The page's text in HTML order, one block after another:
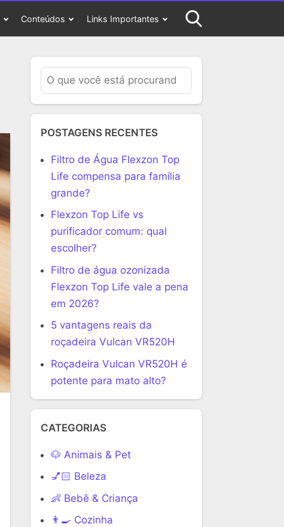
Conteúdos Links Importantes
POSTAGENS RECENTES
Filtro de Água Flexzon Top
Life compensa para família
grande?
Flexzon Top Life vs
purificador comum: qual
escolher?
Filtro de água ozonizada
Flexzon Top Life vale a pena
em 2026?
5 vantagens reais da
roçadeira Vulcan VR520H
Roçadeira Vulcan VR520H é
potente para mato alto?
CATEGORIAS
🐶 Animais & Pet
💅🏻 Beleza
👶 Bebê & Criança
👨‍🍳 Cozinha